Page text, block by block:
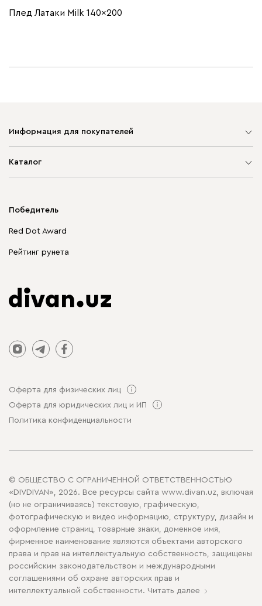
Плед Латаки Milk 140x200
Информация для покупателей
Каталог
Корпусная мебель
Столы и стулья
Победитель
Red Dot Award
Рейтинг рунета
Оферта для физических лиц
Оферта для юридических лиц и ИП
Политика конфиденциальности
© ОБЩЕСТВО С ОГРАНИЧЕННОЙ ОТВЕТСТВЕННОСТЬЮ
«DIVDIVAN», 2026. Все ресурсы сайта www.divan.uz, включая
(но не ограничиваясь) текстовую, графическую,
фотографическую и видео информацию, структуру, дизайн и
оформление страниц, товарные знаки, доменное имя,
фирменное наименование являются объектами авторского
права и прав на интеллектуальную собственность, защищены
российским законодательством и международными
соглашениями об охране авторских прав и
интеллектуальной собственности. Читать далее